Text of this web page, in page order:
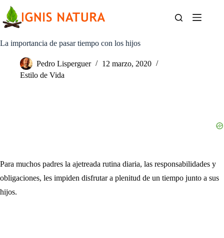
contenido
La importancia de pasar tiempo con los hijos
Pedro Lisperguer
12 marzo, 2020
Estilo de Vida
Para muchos padres la ajetreada rutina diaria, las responsabilidades y
obligaciones, les impiden disfrutar a plenitud de un tiempo junto a sus
hijos.